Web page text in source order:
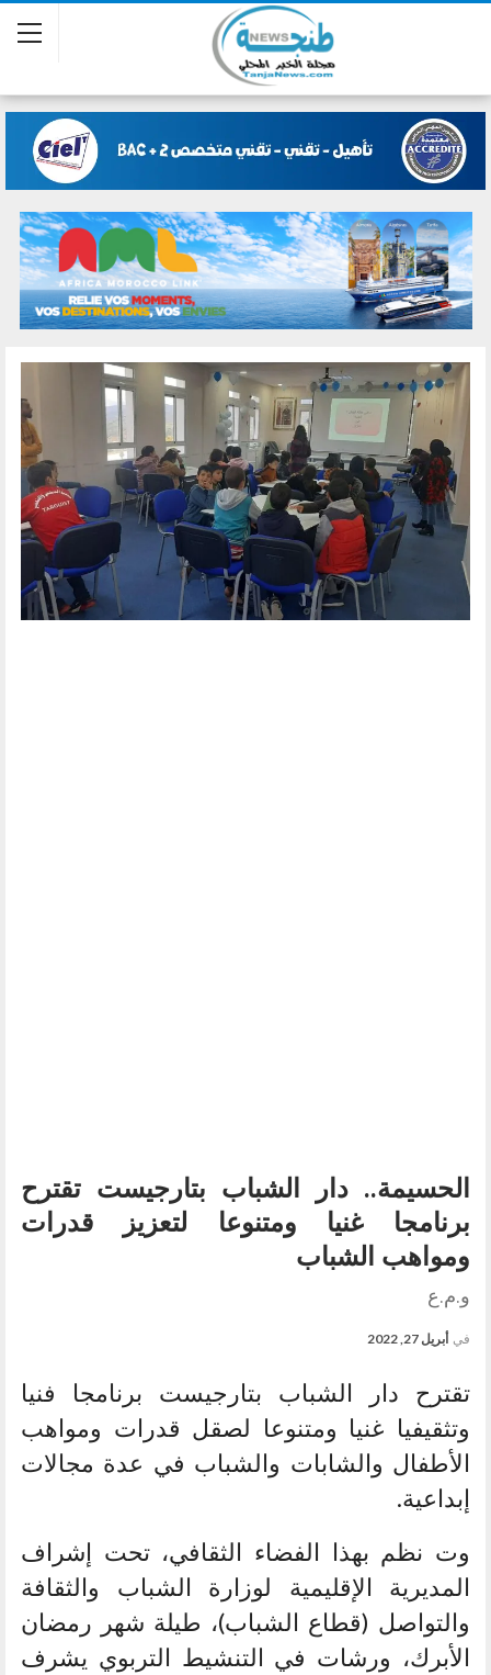
الحسيمة.. دار الشباب بتارجيست تقترح
برنامجا غنيا ومتنوعا لتعزيز قدرات
ومواهب الشباب
و.م.ع
في أبريل 27, 2022
تقترح دار الشباب بتارجيست برنامجا فنيا
وتثقيفيا غنيا ومتنوعا لصقل قدرات ومواهب
الأطفال والشابات والشباب في عدة مجالات
إبداعية.
وت نظم بهذا الفضاء الثقافي، تحت إشراف
المديرية الإقليمية لوزارة الشباب والثقافة
والتواصل (قطاع الشباب)، طيلة شهر رمضان
الأبرك، ورشات في التنشيط التربوي يشرف